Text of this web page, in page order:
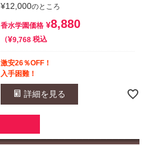
¥12,000のところ
香水学園価格 ¥8,880
¥9,768 税込
激安26％OFF！
入手困難！
詳細を見る